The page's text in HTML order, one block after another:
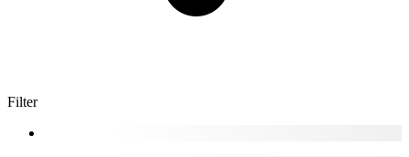
Filter